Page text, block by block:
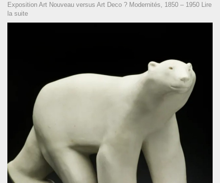
Exposition Art Nouveau versus Art Deco ? Modernités, 1850 – 1950
Lire
la suite